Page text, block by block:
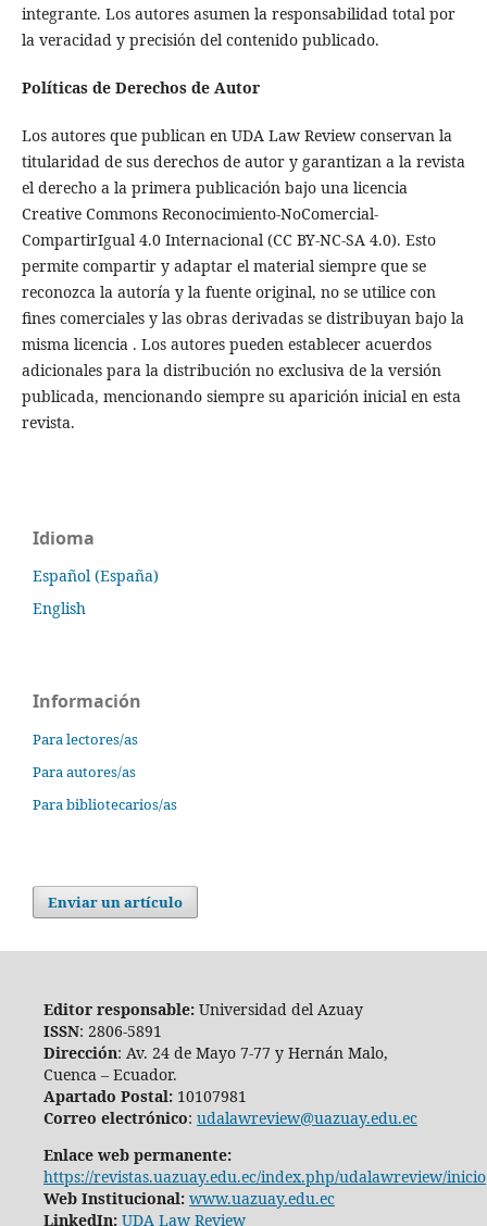
integrante. Los autores asumen la responsabilidad total por
la veracidad y precisión del contenido publicado.
Políticas de Derechos de Autor
Los autores que publican en UDA Law Review conservan la
titularidad de sus derechos de autor y garantizan a la revista
el derecho a la primera publicación bajo una licencia
Creative Commons Reconocimiento-NoComercial-
CompartirIgual 4.0 Internacional (CC BY-NC-SA 4.0). Esto
permite compartir y adaptar el material siempre que se
reconozca la autoría y la fuente original, no se utilice con
fines comerciales y las obras derivadas se distribuyan bajo la
misma licencia . Los autores pueden establecer acuerdos
adicionales para la distribución no exclusiva de la versión
publicada, mencionando siempre su aparición inicial en esta
revista.
Idioma
Español (España)
English
Información
Para lectores/as
Para autores/as
Para bibliotecarios/as
Enviar un artículo
Editor responsable:Universidad del Azuay
ISSN: 2806-5891
Dirección: Av. 24 de Mayo 7-77 y Hernán Malo,
Cuenca – Ecuador.
Apartado Postal:10107981
Correo electrónico: udalawreview@uazuay.edu.ec
Enlace web permanente:
https://revistas.uazuay.edu.ec/index.php/udalawreview/inicio
Web Institucional: www.uazuay.edu.ec
LinkedIn: UDA Law Review